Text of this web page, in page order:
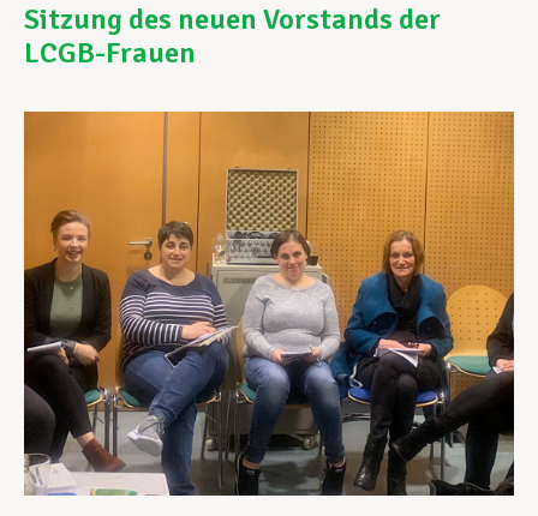
Ihre Rechte
Unterstützung im Privatleben
Berufliche Weiterentwicklung
Mitglied werden
Aktuell
Sitzung des neuen Vorstands der
LCGB-Frauen